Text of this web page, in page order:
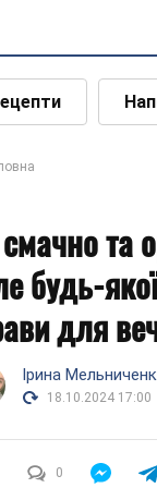
та
будь-
для
Ірина
18.10.2024 17:00
0